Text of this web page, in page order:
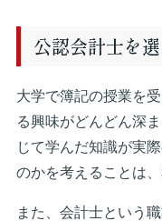
公認会計士を
大学で簿記の授業を
る興味がどんどん深
じて学んだ知識が実
のかを考えることは
また、会計士という